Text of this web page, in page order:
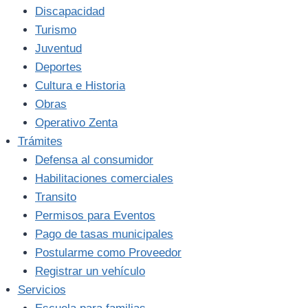
Discapacidad
Turismo
Juventud
Deportes
Cultura e Historia
Obras
Operativo Zenta
Trámites
Defensa al consumidor
Habilitaciones comerciales
Transito
Permisos para Eventos
Pago de tasas municipales
Postularme como Proveedor
Registrar un vehículo
Servicios